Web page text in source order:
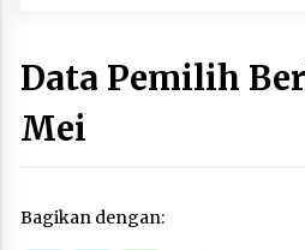
Data Pemilih
Mei
Bagikan dengan: